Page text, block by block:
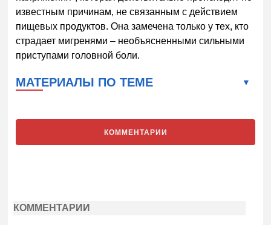
известным причинам, не связанным с действием
пищевых продуктов. Она замечена только у тех, кто
страдает мигренями – необъясненными сильными
приступами головной боли.
МАТЕРИАЛЫ ПО ТЕМЕ
КОММЕНТАРИИ
КОММЕНТАРИИ